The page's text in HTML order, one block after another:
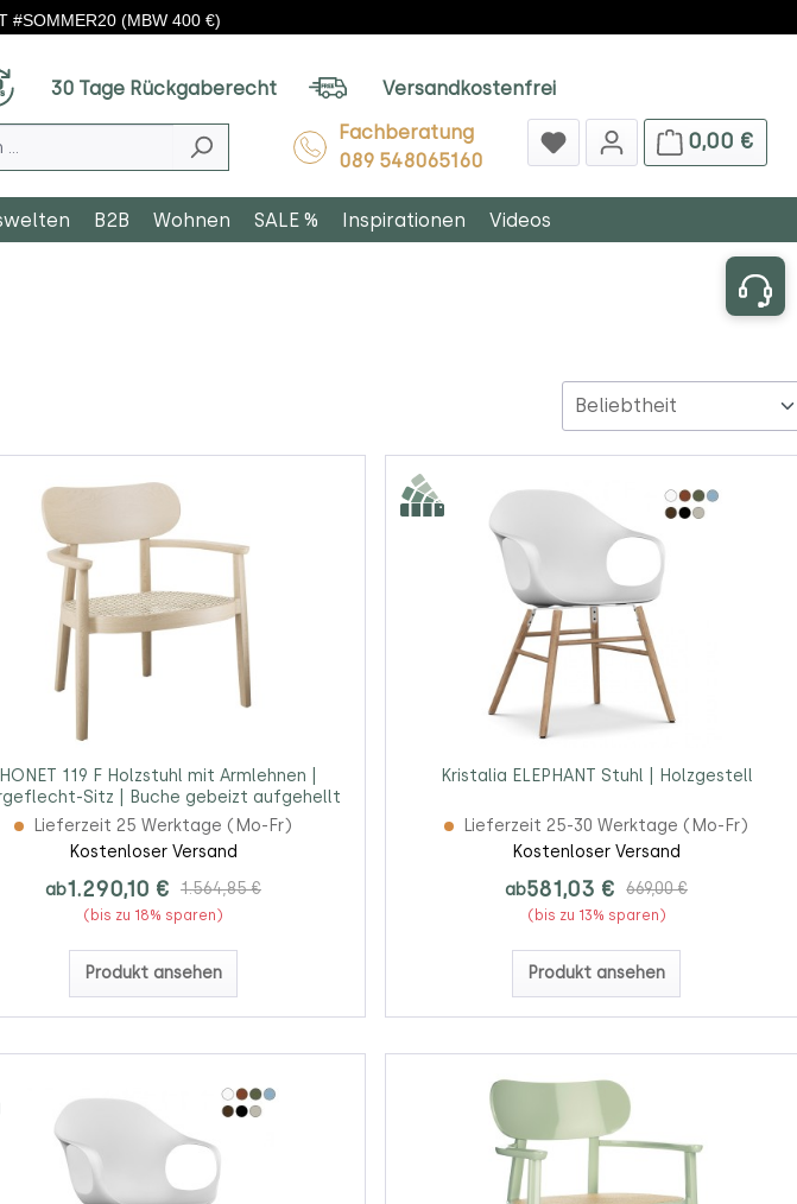
#SOMMER20 (MBW 400 €)
30 Tage Rückgaberecht
Versandkostenfrei
Fachberatung
089 548065160
0,00 €
B2B Wohnen SALE % Inspirationen Videos
119 F Holzstuhl mit Armlehnen |
Sitz | Buche gebeizt aufgehellt
Lieferzeit 25 Werktage (Mo-Fr)
Kostenloser Versand
ab1.290,10 € 1.564,85 €
(bis zu 18% sparen)
Produkt ansehen
Kristalia ELEPHANT Stuhl | Holzgestell
Lieferzeit 25-30 Werktage (Mo-Fr)
Kostenloser Versand
ab581,03 € 669,00 €
(bis zu 13% sparen)
Produkt ansehen